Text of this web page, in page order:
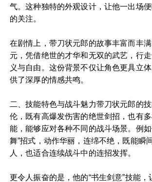
气。这种独特的外观设计，让他一出场
的关注。
在剧情上，带刀状元郎的故事丰富而丰
元，凭借绝世的才华和无双的武艺，行
义与自由。这份背景不仅让角色更具立
供了深厚的情感共鸣。
二、技能特色与战斗魅力带刀状元郎的
伦，既有高爆发伤害的绝世剑招，也有
能，能够应对各种不同的战斗场景。例如
舞”招式，动作华丽，连绵不绝，既能瞬
人，也适合连续战斗中的连招发挥。
更令人振奋的是，他的“书生剑意”技能，